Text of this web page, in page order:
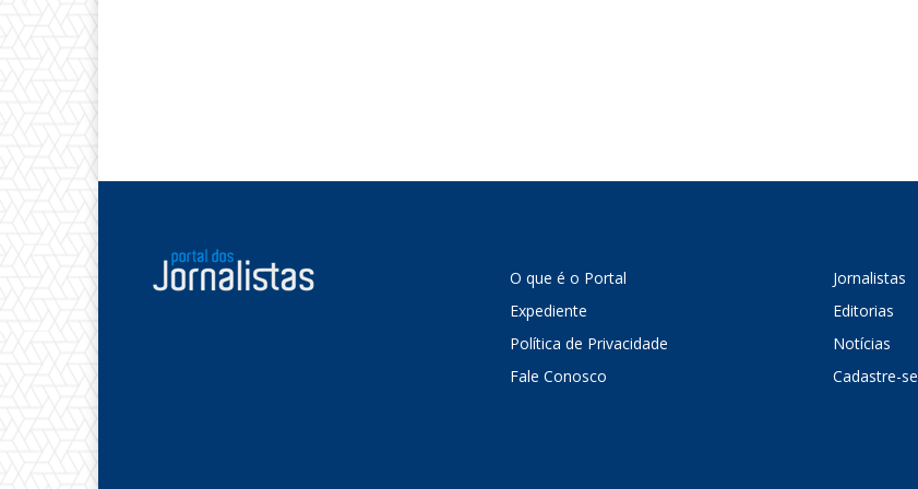
O que é o Portal
Expediente
Política de Privacidade
Fale Conosco
Jornalistas
Editorias
Notícias
Cadastre-se